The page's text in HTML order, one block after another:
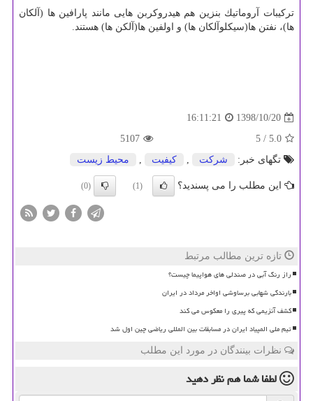
تركیبات آروماتیك بنزین هم هیدروكربن هایی مانند پارافین ها (آلكان
ها)، نفتن ها(سیكلوآلكان ها) و اولفین ها(آلكن ها) هستند.
1398/10/20
16:11:21
5.0
/ 5
5107
تگهای خبر:
شركت , كیفیت , محیط زیست
این مطلب را می پسندید؟ (1)
(0)
تازه ترین مطالب مرتبط
راز رنگ آبی در صندلی های هواپیما چیست؟
بارندگی شهابی برساوشی اواخر مرداد در ایران
کشف آنزیمی که پیری را معکوس می کند
تیم ملی المپیاد ایران در مسابقات بین المللی ریاضی چین اول شد
نظرات بینندگان در مورد این مطلب
لطفا شما همنظر دهید